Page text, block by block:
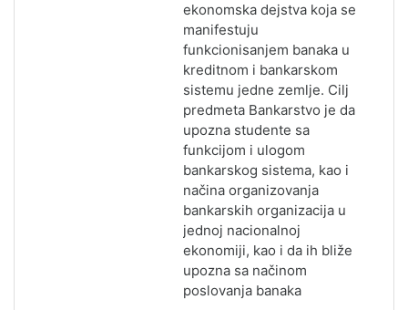
ekonomska dejstva koja se
manifestuju
funkcionisanjem banaka u
kreditnom i bankarskom
sistemu jedne zemlje. Cilj
predmeta Bankarstvo je da
upozna studente sa
funkcijom i ulogom
bankarskog sistema, kao i
načina organizovanja
bankarskih organizacija u
jednoj nacionalnoj
ekonomiji, kao i da ih bliže
upozna sa načinom
poslovanja banaka